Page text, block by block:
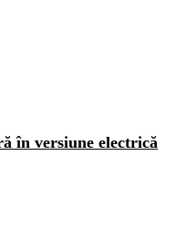
în versiune electrică